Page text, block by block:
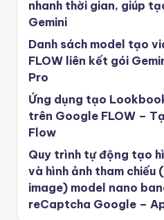
nhanh thời gian, giúp
Gemini
Danh sách model tạo
FLOW liên kết gói
Pro
Ứng dụng tạo
trên Google FLOW –
Flow
Quy trình tự động tạo
và hình ảnh tham chiếu
image) model nano
reCaptcha Google –